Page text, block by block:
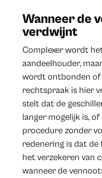
Wanneer de
verdwijnt
Complexer wordt
aandeelhouder,
wordt ontbonden of
rechtspraak is hier
stelt dat de
langer mogelijk is,
procedure zonder
redenering is dat de
het verzekeren van
wanneer de